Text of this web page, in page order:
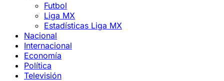
Futbol
Liga MX
Estadísticas Liga MX
Nacional
Internacional
Economía
Política
Televisión